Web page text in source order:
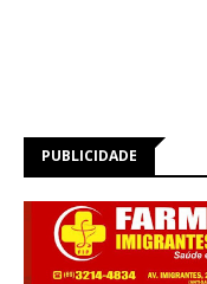
PUBLICIDADE